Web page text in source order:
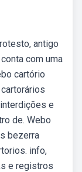
antigo
com uma
cartório
e
de. Webo
bezerra
info,
e registros